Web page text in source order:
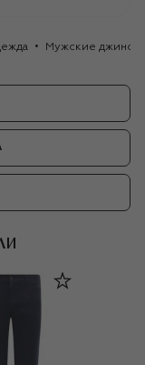
Мужские джинсы